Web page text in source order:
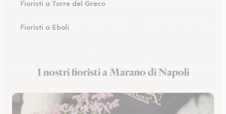
Fioristi a Torre del Greco
Fioristi a Eboli
Fioristi a Battipaglia
I nostri fioristi a Marano di Napoli